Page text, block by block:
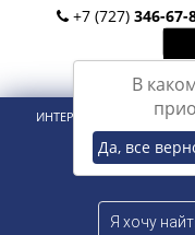
+7 (727) 346-67-
В
Да, все
ИНТЕРНЕТ-МАГАЗИН